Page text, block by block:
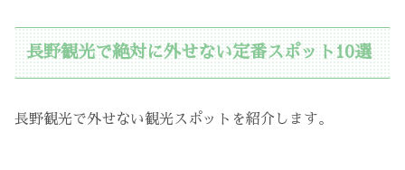
長野観光で絶対に外せない定番スポット10選
長野観光で外せない観光スポットを紹介します。